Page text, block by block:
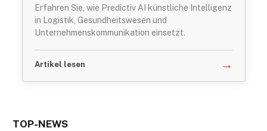
Erfahren Sie, wie Predictiv AI künstliche Intelligenz
in Logistik, Gesundheitswesen und
Unternehmenskommunikation einsetzt.
Artikel lesen →
TOP-NEWS